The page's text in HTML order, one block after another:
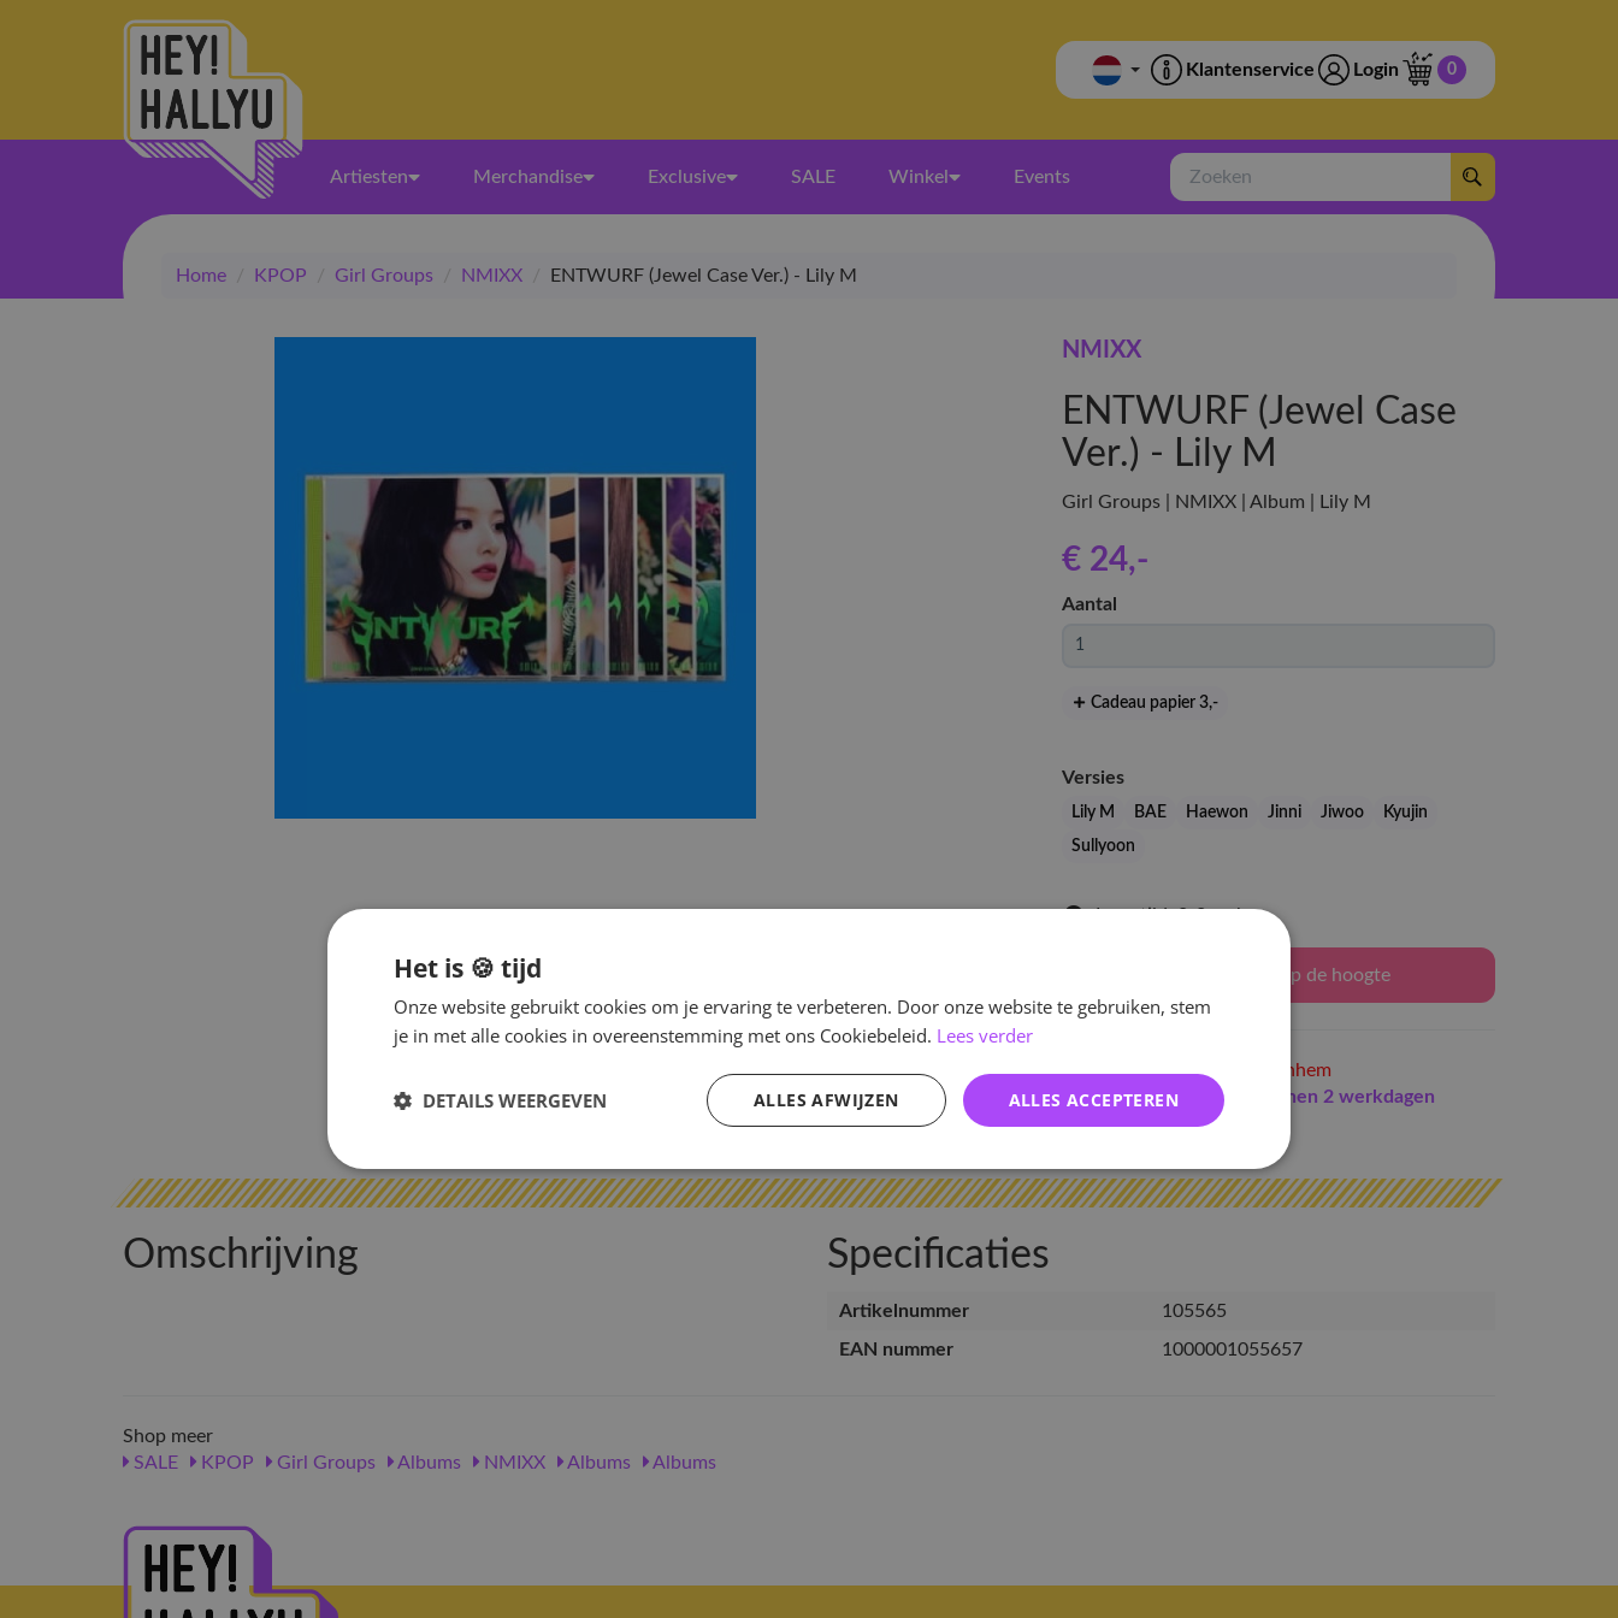
Klantenservice Login 0
Artiesten Merchandise Exclusive SALE Winkel Events
Zoeken
Home / KPOP / Girl Groups / NMIXX / ENTWURF (Jewel Case Ver.) - Lily M
NMIXX
ENTWURF (Jewel Case
Ver.) - Lily M
Girl Groups | NMIXX | Album | Lily M
€ 24,-
Aantal
Cadeau papier 3,-
Versies
Lily M BAE Haewon Jinni Jiwoo
Kyujin
Sullyoon
Levertijd: 2-3 weken
Houd mij op de hoogte
Niet op voorraad
in Arnhem
Indien op voorraad
binnen 2 werkdagen
verzonden
Omschrijving Specificaties
Artikelnummer
105565
EAN nummer
1000001055657
Shop meer
SALE
KPOP Girl Groups Albums NMIXX Albums Albums
Het is 🍪 tijd
Onze website gebruikt cookies om je ervaring te verbeteren. Door onze website te gebruiken, stem
je in met alle cookies in overeenstemming met ons Cookiebeleid. Lees verder
ALLES ACCEPTEREN
ALLES AFWIJZEN
DETAILS WEERGEVEN